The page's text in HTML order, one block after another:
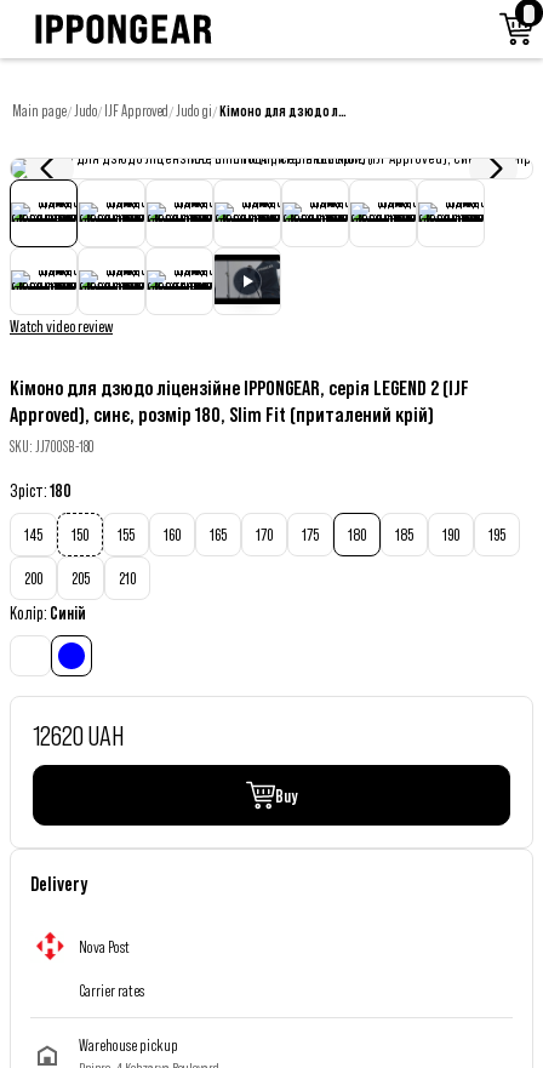
Main page/Judo/ IJF Approved/Judo gi/ Кімоно для дзюдо ліцензійне IPPONGEAR, серія LEGEND 2 (IJF Approved), синє, розмір 180, Slim Fit (приталений крій)
Watch video review
Кімоно для дзюдо ліцензійне IPPONGEAR, серія LEGEND 2 (IJF
Approved), синє, розмір 180, Slim Fit (приталений крій)
SKU: JJ700SB-180
Зріст:180
145 150 155 160 165 170 175 180 185 190 195
200 205 210
Колір: Синій
12620 UAH
Buy
Delivery
Nova Post
Carrier rates
Warehouse pickup